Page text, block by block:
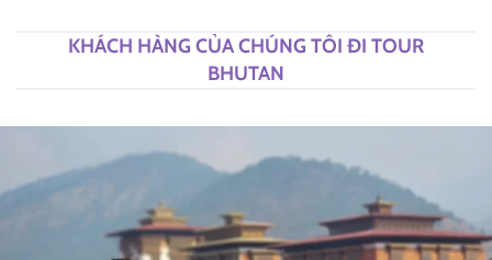
KHÁCH HÀNG CỦA CHÚNG TÔI ĐI TOUR
BHUTAN